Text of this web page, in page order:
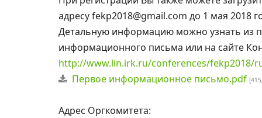
адресу fekp2018@gmail.com до 1 мая 2018
Детальную информацию можно узнать из
информационного письма или на сайте
http://www.lin.irk.ru/conferences/fekp2018/
Первое информационное письмо.pdf
Адрес Оргкомитета: